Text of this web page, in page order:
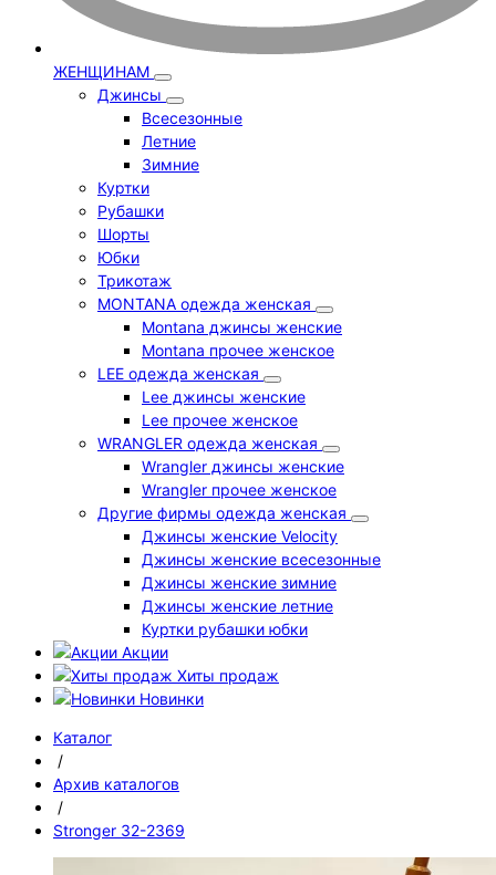
ЖЕНЩИНАМ
Джинсы
Всесезонные
Летние
Зимние
Куртки
Рубашки
Шорты
Юбки
Трикотаж
MONTANA одежда женская
Montana джинсы женские
Montana прочее женское
LEE одежда женская
Lee джинсы женские
Lee прочее женское
WRANGLER одежда женская
Wrangler джинсы женские
Wrangler прочее женское
Другие фирмы одежда женская
Джинсы женские Velocity
Джинсы женские всесезонные
Джинсы женские зимние
Джинсы женские летние
Куртки рубашки юбки
Акции
Хиты продаж
Новинки
Каталог
/
Архив каталогов
/
Stronger 32-2369